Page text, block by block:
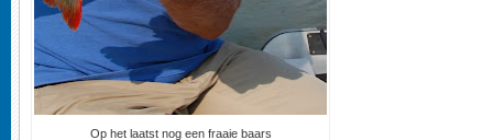
Op het laatst nog een fraaie baars